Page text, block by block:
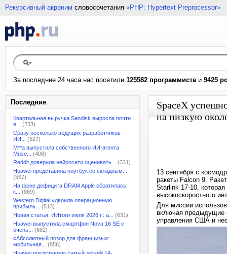
Рекурсивный акроним словосочетания «PHP: Hypertext Preprocessor»
За последние 24 часа нас посетили 125582 программистаи 9425
Последние
Квартальная выручка Sandisk выросла почти
в...
(233)
Сразу несколько ведущих разработчиков
ИИ...
(527)
M**a выпустила собственного ИИ-агента
Muse...
(408)
Reddit доверила нейросети оценивать...
(331)
Huawei представила ноутбук со складным...
(567)
На фоне дефицита DRAM Apple обратилась
к...
(869)
Western Digital удвоила операционную
прибыль...
(513)
Новая статья: ИИтоги июля 2026 г.: а...
(631)
Huawei выпустила смартфон Nova 16 SE с
очень...
(682)
«Абсолютный позор для франшизы»:
мобильная...
(856)
SpaceX
на низкую
13 сентября с
ракеты Falcon 9.
Starlink 17-10,
высокоскоростного
Для миссии
включая предыдущие
управления США и